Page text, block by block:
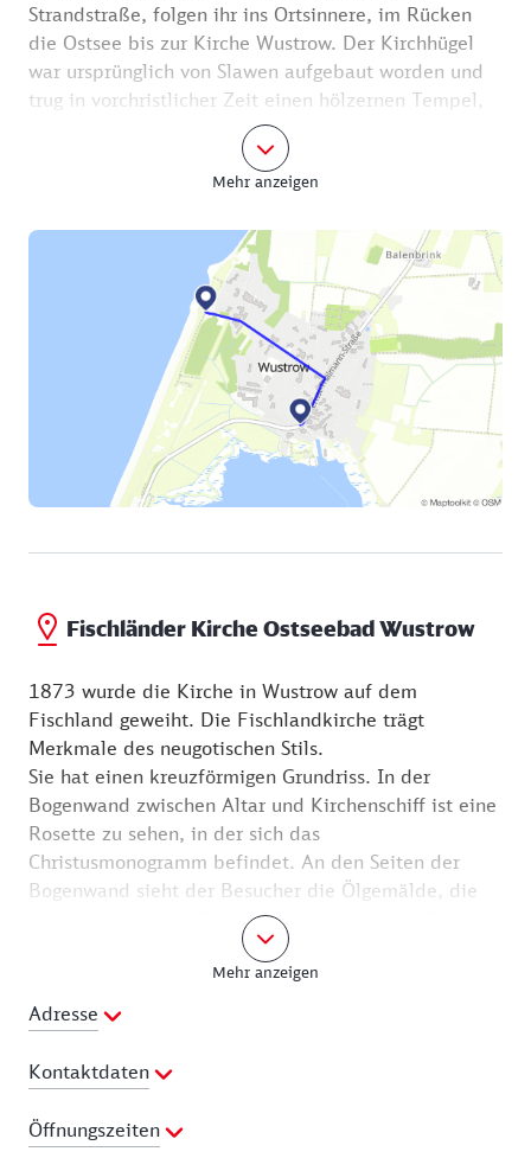
Strandstraße, folgen ihr ins Ortsinnere, im Rücken
die Ostsee bis zur Kirche Wustrow. Der Kirchhügel
war ursprünglich von Slawen aufgebaut worden und
trug in vorchristlicher Zeit einen hölzernen Tempel,
der dem viergesichtigen Gott Svantevit geweiht war.
Die historischen Schiffsmodelle im Innenraum der
aber der Rundumblick vom Kirchturm über die
Halbinsel. Der Aufstieg über die 90 Stufen zur
Aussichtsplattform lohnt auf jeden Fall. Sie können
noch einmal weit über die Landschaft schauen,
durch die sie heute geradelt sind und durch die sie
jetzt gleich fahren werden.
Mehr anzeigen
Fischländer Kirche Ostseebad Wustrow
1873 wurde die Kirche in Wustrow auf dem
Fischland geweiht. Die Fischlandkirche trägt
Merkmale des neugotischen Stils.
Sie hat einen kreuzförmigen Grundriss. In der
Bogenwand zwischen Altar und Kirchenschiff ist eine
Rosette zu sehen, in der sich das
Christusmonogramm befindet. An den Seiten der
Bogenwand sieht der Besucher die Ölgemälde, die
Martin Luther und Philip Melanchthon darstellen.
Das Altarbild lässt die Rettung des sinkenden Petrus
Christliche Verkündigung ist hier mit der Geschichte
und der Gegenwart des Ortes verknüpft. Darauf
weisen die Schiffsmodelle über der Nord- und
Südempore hin. Als weitere Kostbarkeit des
Innenraumes ist auf der Nordempore ein Bild der
bekannten Wustrower Malerin Hedwig Woermann zu
Mehr anzeigen
Adresse
Kontaktdaten
Telefon:+49 (0)38220 338
E-Mail Adresse:
Öffnungszeiten